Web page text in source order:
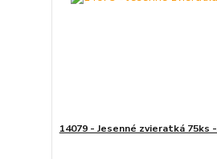
14079 - Jesenné zvieratká 75ks